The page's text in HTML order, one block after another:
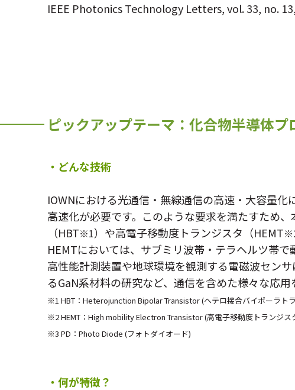
IEEE Photonics Technology Letters, vol. 33, no.
ピックアップテーマ：化合物半導体
・どんな技術
IOWNにおける光通信・無線通信の高速・大容量
高速化が必要です。このような要求を満たすため
（HBT※1）や高電子移動度トランジスタ（HEMT
HEMTにおいては、サブミリ波帯・テラヘルツ帯
高性能計測装置や地球環境を観測する電磁波セン
るGaN系材料の研究など、通信を含めた様々な応
※1 HBT：Heterojunction Bipolar Transistor (ヘテロ接合バイポーラト
※2 HEMT：High mobility Electron Transistor (高電子移動度トランジス
※3 PD：Photo Diode (フォトダイオード)
・何が特徴？